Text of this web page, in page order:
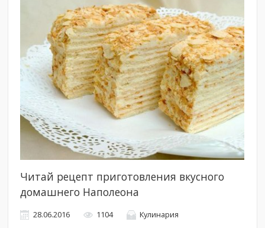
Читай рецепт приготовления вкусного
домашнего Наполеона
28.06.2016 1104 Кулинария